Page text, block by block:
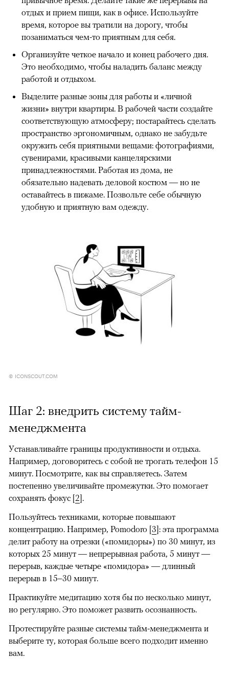
отдых и прием пищи, как в офисе. Используйте
время, которое вы тратили на дорогу, чтобы
позаниматься чем-то приятным для себя.
Организуйте четкое начало и конец рабочего дня.
Это необходимо, чтобы наладить баланс между
работой и отдыхом.
Выделите разные зоны для работы и «личной
жизни» внутри квартиры. В рабочей части создайте
соответствующую атмосферу; постарайтесь сделать
пространство эргономичным, однако не забудьте
окружить себя приятными вещами: фотографиями,
сувенирами, красивыми канцелярскими
принадлежностями. Работая из дома, не
обязательно надевать деловой костюм — но не
оставайтесь в пижаме. Позвольте себе обычную
удобную и приятную вам одежду.
© ICONSCOUT.COM
Шаг 2: внедрить систему тайм-
менеджмента
Устанавливайте границы продуктивности и отдыха.
Например, договоритесь с собой не трогать телефон 15
минут. Посмотрите, как вы справляетесь. Затем
постепенно увеличивайте промежутки. Это помогает
сохранять фокус [2].
Пользуйтесь техниками, которые повышают
концентрацию. Например, Pomodoro [3]: эта программа
делит работу на отрезки («помидоры») по 30 минут, из
которых 25 минут — непрерывная работа, 5 минут —
перерыв, каждые четыре «помидора» — длинный
перерыв в 15–30 минут.
Практикуйте медитацию хотя бы по несколько минут,
но регулярно. Это поможет развить осознанность.
Протестируйте разные системы тайм-менеджмента и
выберите ту, которая больше всего подходит именно
вам.